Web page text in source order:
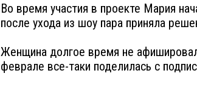
Во время участия в проекте Мария
после ухода из шоу пара приняла
Женщина долгое время не
феврале все-таки поделилась с